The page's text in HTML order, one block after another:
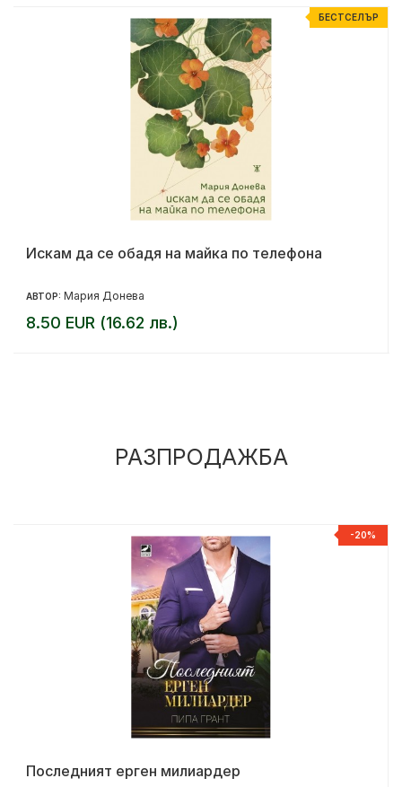
БЕСТСЕЛЪР
Искам да се обадя на майка по телефона
АВТОР: Мария Донева
8.50 EUR (16.62 лв.)
РАЗПРОДАЖБА
-20%
Последният ерген милиардер